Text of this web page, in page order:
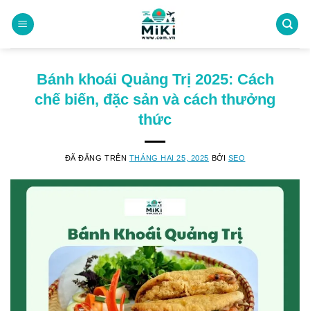
đến
Bánh khoái Quảng Trị 2025: Cách
chế biến, đặc sản và cách thưởng
thức
ĐÃ ĐĂNG TRÊN THÁNG HAI 25, 2025 BỞI SEO